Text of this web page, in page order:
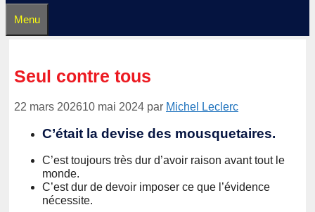
Menu
Seul contre tous
22 mars 202610 mai 2024 par Michel Leclerc
C’était la devise des mousquetaires.
C’est toujours très dur d’avoir raison avant tout le
monde.
C’est dur de devoir imposer ce que l’évidence
nécessite.